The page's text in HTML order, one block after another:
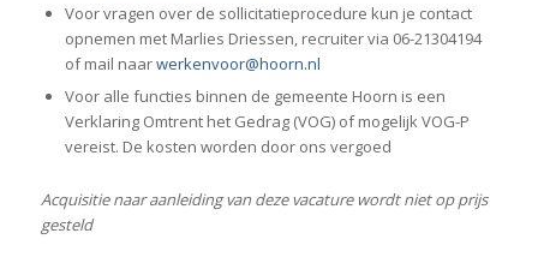
Voor vragen over de sollicitatieprocedure kun je contact
opnemen met Marlies Driessen, recruiter via 06-21304194
of mail naarwerkenvoor@hoorn.nl
Voor alle functies binnen de gemeente Hoorn is een
Verklaring Omtrent het Gedrag (VOG) of mogelijk VOG-P
vereist. De kosten worden door ons vergoed
Acquisitie naar aanleiding van deze vacature wordt niet op prijs
gesteld